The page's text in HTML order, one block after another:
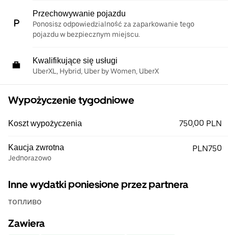
Przechowywanie pojazdu
Ponosisz odpowiedzialność za zaparkowanie tego
pojazdu w bezpiecznym miejscu.
Kwalifikujące się usługi
UberXL, Hybrid, Uber by Women, UberX
Wypożyczenie tygodniowe
Koszt wypożyczenia 750,00 PLN
Kaucja zwrotna
Jednorazowo
PLN750
Inne wydatki poniesione przez partnera
топливо
Zawiera